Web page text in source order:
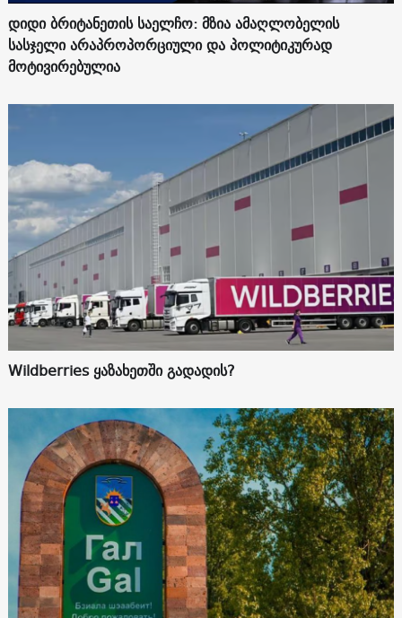
დიდი ბრიტანეთის საელჩო: მზია ამაღლობელის
სასჯელი არაპროპორციული და პოლიტიკურად
მოტივირებულია
Wildberries ყაზახეთში გადადის?